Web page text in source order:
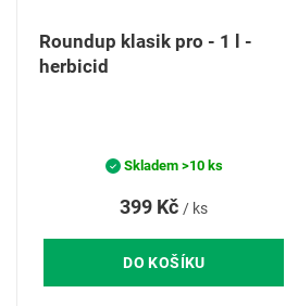
Roundup klasik pro - 1 l -
herbicid
399 Kč / ks
DO KOŠÍKU
Skladem >10 ks